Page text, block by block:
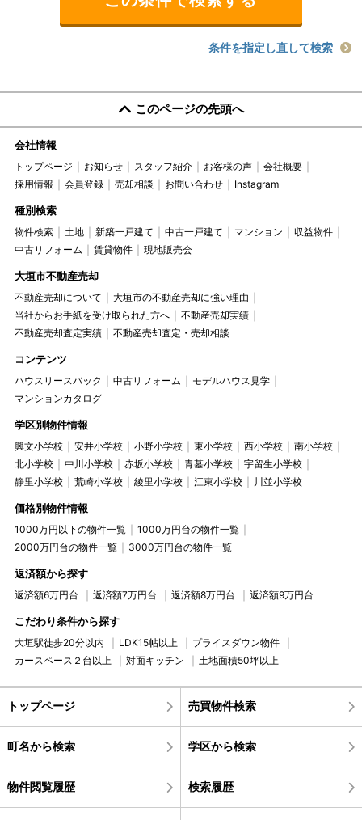
条件を指定し直して検索
このページの先頭へ
会社情報
トップページ お知らせ スタッフ紹介 お客様の声
会社概要
採用情報
会員登録 売却相談 お問い合わせ Instagram
種別検索
物件検索 土地 新築一戸建て 中古一戸建て マンション
収益物件
中古リフォーム
賃貸物件 現地販売会
大垣市不動産売却
不動産売却について
大垣市の不動産売却に強い理由
当社からお手紙を受け取られた方へ
不動産売却実績
不動産売却査定実績
不動産売却査定・売却相談
コンテンツ
ハウスリースバック 中古リフォーム
モデルハウス見学
マンションカタログ
学区別物件情報
興文小学校 安井小学校 小野小学校 東小学校 西小学校
南小学校
北小学校
中川小学校 赤坂小学校 青墓小学校
宇留生小学校
静里小学校
荒崎小学校 綾里小学校 江東小学校 川並小学校
価格別物件情報
1000万円以下の物件一覧
1000万円台の物件一覧
2000万円台の物件一覧
3000万円台の物件一覧
返済額から探す
返済額6万円台 返済額7万円台 返済額8万円台 返済額9万円台
こだわり条件から探す
大垣駅徒歩20分以内 LDK15帖以上
プライスダウン物件
カースペース２台以上
対面キッチン 土地面積50坪以上
トップページ 売買物件検索
町名から検索 学区から検索
物件閲覧履歴 検索履歴